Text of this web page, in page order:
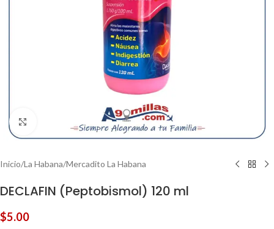
Inicio/La Habana/Mercadito La Habana
DECLAFIN (Peptobismol) 120 ml
$5.00